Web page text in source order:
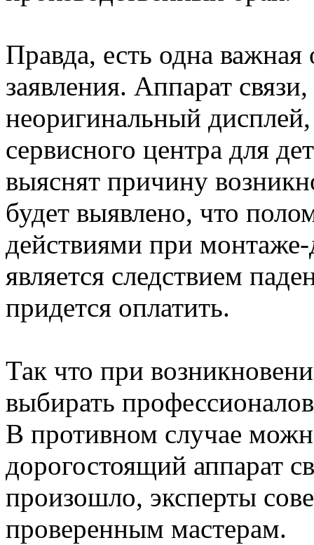
Правда, есть одна
заявления. Аппарат
неоригинальный
сервисного центра для
выяснят причину
будет выявлено, что
действиями при
является следствием
придется оплатить.
Так что при
выбирать
В противном случае
дорогостоящий аппарат
произошло, эксперты
проверенным мастерам.